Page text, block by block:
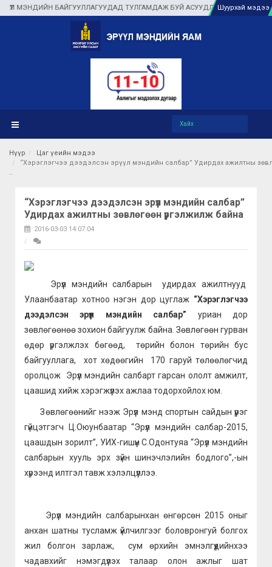
БАЙГУУЛЛАГУУДАД ТУЛГАМДАЖ БУЙ АСУУДЛЫГ ГАЗАР ДЭЭР НЬ
Шуурхай мэдээ
Нүүр
Цаг үеийн мэдээ
“Хэрэглэгчээ дээдэлсэн эрүүл мэндийн салбар” Удирдах ажилтны
“Хэрэглэгчээ дээдэлсэн эрүүл мэндийн салбар”
Удирдах ажилтны зөвлөгөөн үргэлжилж байна
2016-03-03 14:07:04
Эрүүл мэндийн салбарын удирдах ажилтнууд
Улаанбаатар хотноо нэгэн дор цуглаж “Хэрэглэгчээ
дээдэлсэн эрүүл мэндийн салбар” уриан дор
зөвлөгөөнөө зохион байгуулж байна. Зөвлөгөөн гурван
өдөр үргэлжлэх бөгөөд, төрийн болон төрийн бус
байгууллага, хот хөдөөгийн 170 гаруй төлөөлөгчид
оролцож Эрүүл мэндийн салбарт гарсан ололт амжилт,
цаашид хийж хэрэгжүүлэх ажлаа тодорхойлох юм.
Зөвлөгөөнийг нээж Эрүүл мэнд спортын сайдын үүрэг
гүйцэтгэгч Ц.Оюунбаатар “Эрүүл мэндийн салбар-2015,
цаашдын зорилт”, УИХ-гишүүн С.Одонтуяа “Эрүүл мэндийн
салбарын хууль эрх зүйн шинэчлэлийн бодлого”,-ын
хүрээнд илтгэл тавж хэлэлцүүллээ.
Эрүүл мэндийн салбарынхан өнгөрсөн 2015 оныг
анхан шатны тусламж үйлчилгээг боловронгуй болгох
жил болгон зарлаж, сум өрхийн эмнэлгүүдийнхээ
чадавхийг нэмэгдүүлэх талаар олон ажлыг шат